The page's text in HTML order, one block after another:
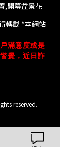
,開幕盆景花
轉載 *本網站
滿意度或是
覺，近日詐
reserved.